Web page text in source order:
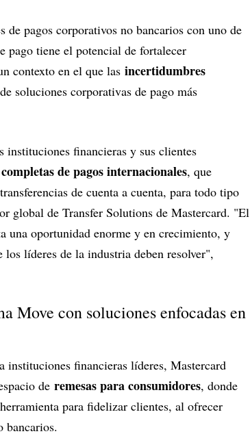
de pagos corporativos no bancarios con uno de
pago tiene el potencial de fortalecer
contexto en el que las incertidumbres
soluciones corporativas de pago más
instituciones financieras y sus clientes
de pagos internacionales, que
de cuenta a cuenta, para todo tipo
global de Transfer Solutions de Mastercard. "El
una oportunidad enorme y en crecimiento, y
los líderes de la industria deben resolver",
Move con soluciones enfocadas en
instituciones financieras líderes, Mastercard
de remesas para consumidores, donde
para fidelizar clientes, al ofrecer
bancarios.